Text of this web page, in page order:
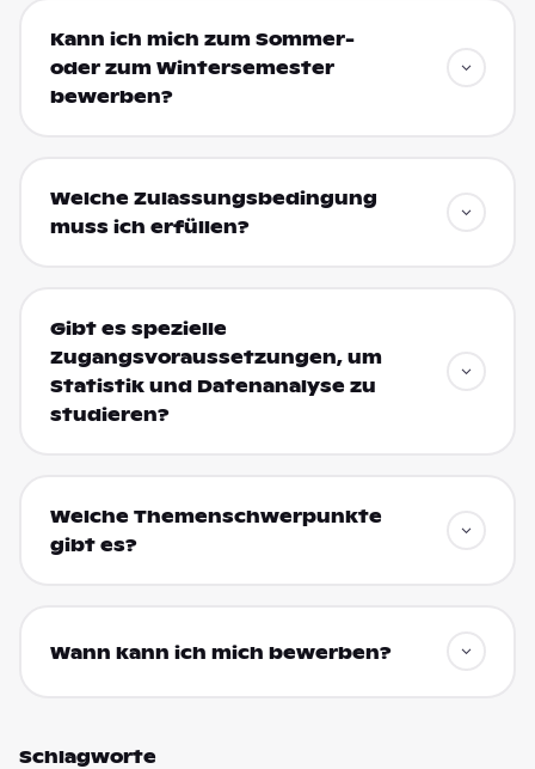
Kann ich mich zum Sommer-
oder zum Wintersemester
bewerben?
Welche Zulassungsbedingung
muss ich erfüllen?
Gibt es spezielle
Zugangsvoraussetzungen, um
Statistik und Datenanalyse zu
studieren?
Welche Themenschwerpunkte
gibt es?
Wann kann ich mich bewerben?
Schlagworte